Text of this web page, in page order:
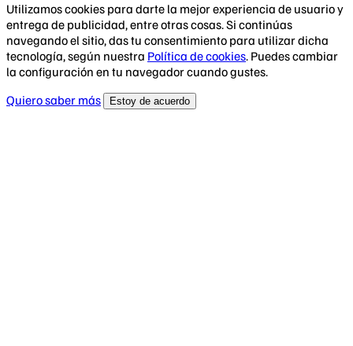
Utilizamos cookies para darte la mejor experiencia de usuario y
entrega de publicidad, entre otras cosas. Si continúas
navegando el sitio, das tu consentimiento para utilizar dicha
tecnología, según nuestra Política de cookies. Puedes cambiar
la configuración en tu navegador cuando gustes.
Quiero saber más
Estoy de acuerdo